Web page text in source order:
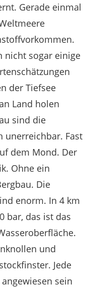
Gerade einmal
nicht sogar einige
der Tiefsee
Land holen
sind die
unerreichbar. Fast
dem Mond. Der
Ohne ein
Die
enorm. In 4 km
bar, das ist das
und
Jede
sein